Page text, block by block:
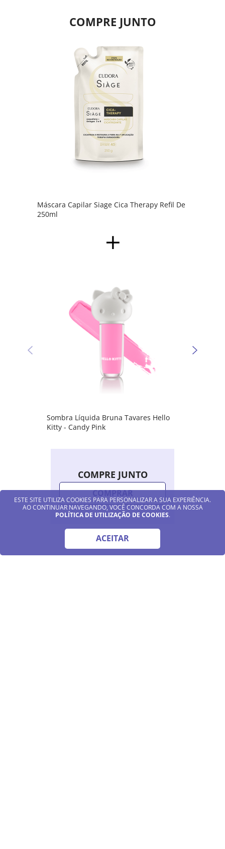
ESTE SITE UTILIZA COOKIES PARA PERSONALIZAR A SUA EXPERIÊNCIA.
AO CONTINUAR NAVEGANDO, VOCÊ CONCORDA COM A NOSSA
POLÍTICA DE UTILIZAÇÃO DE COOKIES.
ACEITAR
COMPRE JUNTO
Máscara Capilar Siage Cica Therapy Refil De
250ml
Sombra Líquida Bruna Tavares Hello
Kitty - Candy Pink
COMPRE JUNTO
COMPRAR